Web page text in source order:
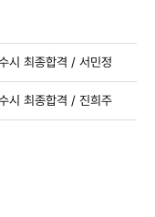
시 최종합격 / 서민정
시 최종합격 / 진희주